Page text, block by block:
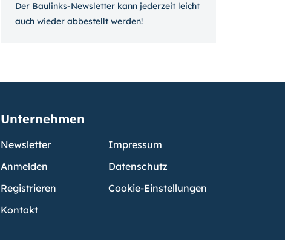
Der Baulinks-Newsletter kann jeder­zeit leicht
auch wieder ab­bestellt werden!
Unternehmen
Newsletter
Anmelden
Registrieren
Kontakt
Impressum
Datenschutz
Cookie-Einstellungen